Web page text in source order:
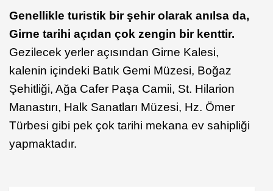
Genellikle turistik bir şehir olarak anılsa da,
Girne tarihi açıdan çok zengin bir kenttir.
Gezilecek yerler açısından Girne Kalesi,
kalenin içindeki Batık Gemi Müzesi, Boğaz
Şehitliği, Ağa Cafer Paşa Camii, St. Hilarion
Manastırı, Halk Sanatları Müzesi, Hz. Ömer
Türbesi gibi pek çok tarihi mekana ev sahipliği
yapmaktadır.